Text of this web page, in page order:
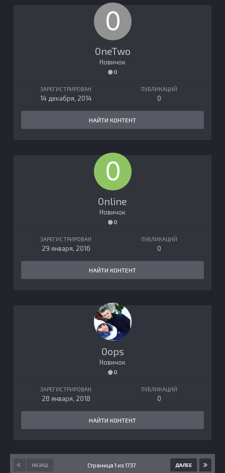
0neTwo
Новичок
0
ЗАРЕГИСТРИРОВАН
14 декабря, 2014
ПУБЛИКАЦИЙ
0
НАЙТИ КОНТЕНТ
0nline
Новичок
0
ЗАРЕГИСТРИРОВАН
29 января, 2016
ПУБЛИКАЦИЙ
0
НАЙТИ КОНТЕНТ
0ops
Новичок
0
ЗАРЕГИСТРИРОВАН
28 января, 2018
ПУБЛИКАЦИЙ
0
НАЙТИ КОНТЕНТ
НАЗАД ДАЛЕЕ
Страница 1 из 1737